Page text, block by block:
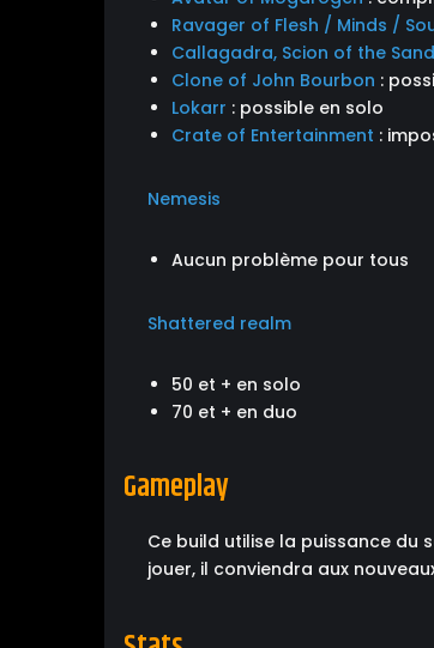
Ravager of Flesh / Minds /
Callagadra, Scion of the
Clone of John Bourbon :
Lokarr : possible en solo
Crate of Entertainment :
Nemesis
Aucun problème pour tous
Shattered realm
50 et + en solo
70 et + en duo
Gameplay
Ce build utilise la puissance du
jouer, il conviendra aux